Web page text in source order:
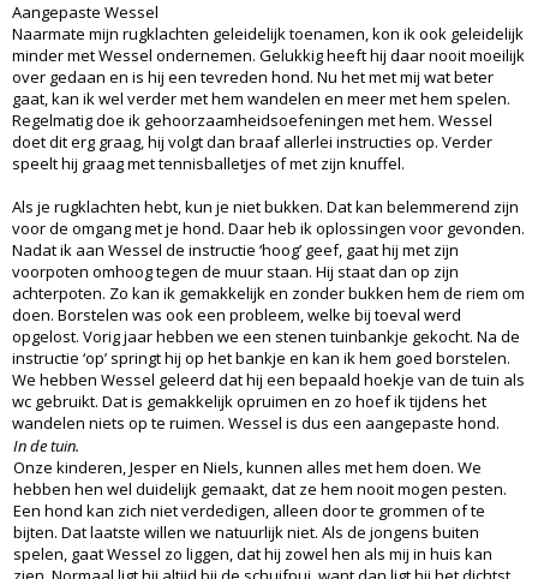
Aangepaste Wessel
Naarmate mijn rugklachten geleidelijk toenamen, kon ik ook geleidelijk
minder met Wessel ondernemen. Gelukkig heeft hij daar nooit moeilijk
over gedaan en is hij een tevreden hond. Nu het met mij wat beter
gaat, kan ik wel verder met hem wandelen en meer met hem spelen.
Regelmatig doe ik gehoorzaamheidsoefeningen met hem. Wessel
doet dit erg graag, hij volgt dan braaf allerlei instructies op. Verder
speelt hij graag met tennisballetjes of met zijn knuffel.
Als je rugklachten hebt, kun je niet bukken. Dat kan belemmerend zijn
voor de omgang met je hond. Daar heb ik oplossingen voor gevonden.
Nadat ik aan Wessel de instructie ‘hoog’ geef, gaat hij met zijn
voorpoten omhoog tegen de muur staan. Hij staat dan op zijn
achterpoten. Zo kan ik gemakkelijk en zonder bukken hem de riem om
doen. Borstelen was ook een probleem, welke bij toeval werd
opgelost. Vorig jaar hebben we een stenen tuinbankje gekocht. Na de
instructie ‘op’ springt hij op het bankje en kan ik hem goed borstelen.
We hebben Wessel geleerd dat hij een bepaald hoekje van de tuin als
wc gebruikt. Dat is gemakkelijk opruimen en zo hoef ik tijdens het
wandelen niets op te ruimen. Wessel is dus een aangepaste hond.
In de tuin.
Onze kinderen, Jesper en Niels, kunnen alles met hem doen. We
hebben hen wel duidelijk gemaakt, dat ze hem nooit mogen pesten.
Een hond kan zich niet verdedigen, alleen door te grommen of te
bijten. Dat laatste willen we natuurlijk niet. Als de jongens buiten
spelen, gaat Wessel zo liggen, dat hij zowel hen als mij in huis kan